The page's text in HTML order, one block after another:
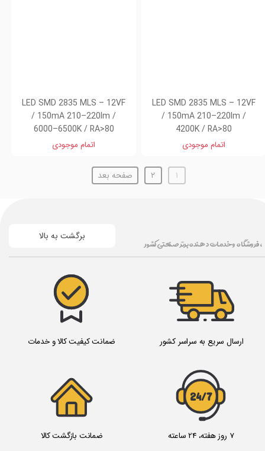
LED SMD 2835 MLS – 12VF
/ 150mA 210–220lm /
4200K / RA>80
اتمام موجودی
LED SMD 2835 MLS – 12VF
/ 150mA 210–220lm /
6000–6500K / RA>80
اتمام موجودی
۱ ۲ صفحه بعد
7 روز هفته، 24 ساعته ضمانت بازگشت کالا
ضمانت کیفیت کالا و خدمات
برگشت به بالا ، فروشگاه و خدمات دهنده برتر صنعتی کشور
ارسال سریع به سراسر کشور
24/7